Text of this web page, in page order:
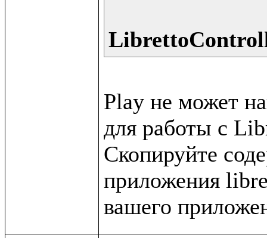
Play не может
для работы с
Скопируйте
приложения